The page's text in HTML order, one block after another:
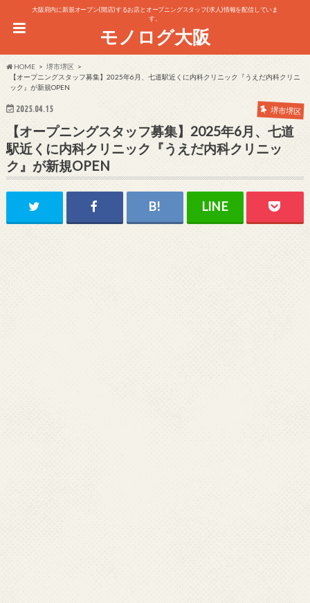
大阪府内に新規オープン(開店)するお店とオープニングスタッフ(求人)情報を配信していま
す。
モノログ大阪
HOME
堺市堺区
【オープニングスタッフ募集】2025年6月、七道駅近くに内科クリニック『うえだ内科クリニ
ック』が新規OPEN
2025.04.15 堺市堺区
【オープニングスタッフ募集】2025年6月、七道
駅近くに内科クリニック『うえだ内科クリニッ
ク』が新規OPEN